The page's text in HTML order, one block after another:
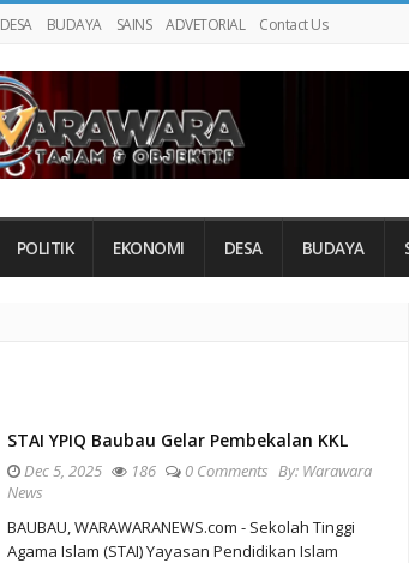
DESA BUDAYA SAINS ADVETORIAL Contact Us
POLITIK EKONOMI DESA BUDAYA
STAI YPIQ Baubau Gelar Pembekalan KKL
Dec 5, 2025 186 0 Comments By: Warawara
News
BAUBAU, WARAWARANEWS.com - Sekolah Tinggi
Agama Islam (STAI) Yayasan Pendidikan Islam